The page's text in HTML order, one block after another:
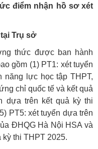
điểm nhận hồ sơ xét
Trụ sở
thức được ban hành
gồm (1) PT1: xét tuyển
năng lực học tập THPT,
chỉ quốc tế và kết quả
dựa trên kết quả kỳ thi
PT5: xét tuyển dựa trên
ĐHQG Hà Nội HSA và
kỳ thi THPT 2025.